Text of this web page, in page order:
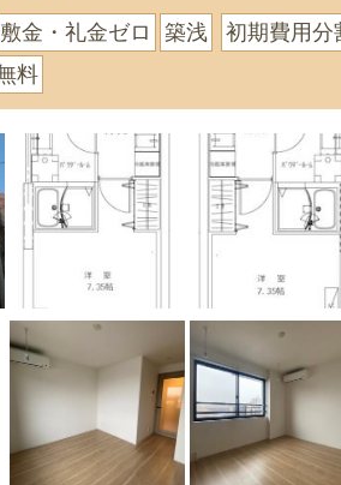
敷金・礼金ゼロ 築浅
初期費用分
料